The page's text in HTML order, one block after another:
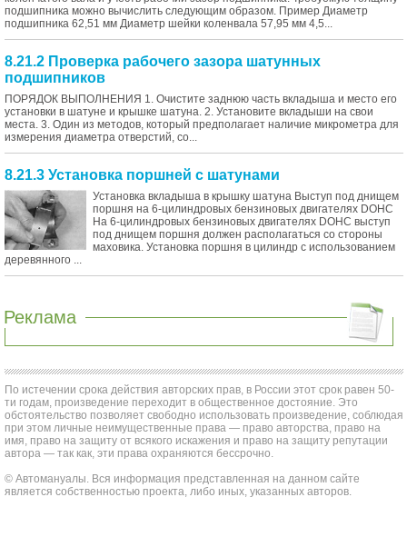
подшипника можно вычислить следующим образом. Пример Диаметр
подшипника 62,51 мм Диаметр шейки коленвала 57,95 мм 4,5...
8.21.2 Проверка рабочего зазора шатунных
подшипников
ПОРЯДОК ВЫПОЛНЕНИЯ 1. Очистите заднюю часть вкладыша и место его
установки в шатуне и крышке шатуна. 2. Установите вкладыши на свои
места. 3. Один из методов, который предполагает наличие микрометра для
измерения диаметра отверстий, со...
8.21.3 Установка поршней с шатунами
Установка вкладыша в крышку шатуна Выступ под днищем
поршня на 6-цилиндровых бензиновых двигателях DOHC
На 6-цилиндровых бензиновых двигателях DOHC выступ
под днищем поршня должен располагаться со стороны
маховика. Установка поршня в цилиндр с использованием
деревянного ...
Реклама
По истечении срока действия авторских прав, в России этот срок равен 50-
ти годам, произведение переходит в общественное достояние. Это
обстоятельство позволяет свободно использовать произведение, соблюдая
при этом личные неимущественные права — право авторства, право на
имя, право на защиту от всякого искажения и право на защиту репутации
автора — так как, эти права охраняются бессрочно.
© Автомануалы. Вся информация представленная на данном сайте
является собственностью проекта, либо иных, указанных авторов.